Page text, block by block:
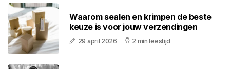
Waarom sealen en krimpen de beste
keuze is voor jouw verzendingen
29 april 2026 2 min leestijd